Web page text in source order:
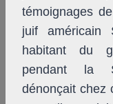
témoignages
juif américain
habitant du
pendant la
dénonçait chez